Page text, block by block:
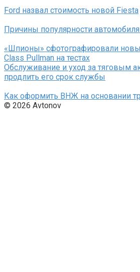
Ford назвал стоимость новой Fiesta
Причины популярности автомобиля
«Шпионы» сфотографировали
Class Pullman на тестах
Обслуживание и уход за тяговым
продлить его срок службы
Как оформить ВНЖ на основании
© 2026 Avtonov